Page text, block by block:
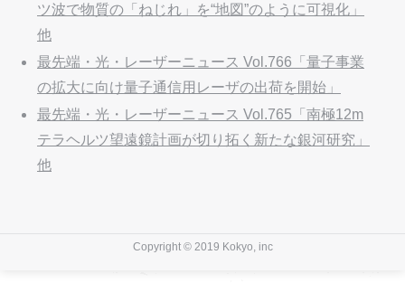
ツ波で物質の「ねじれ」を“地図”のように可視化」
他
最先端・光・レーザーニュース Vol.766「量子事業
の拡大に向け量子通信用レーザの出荷を開始」
最先端・光・レーザーニュース Vol.765「南極12m
テラヘルツ望遠鏡計画が切り拓く新たな銀河研究」
他
Copyright © 2019 Kokyo, inc